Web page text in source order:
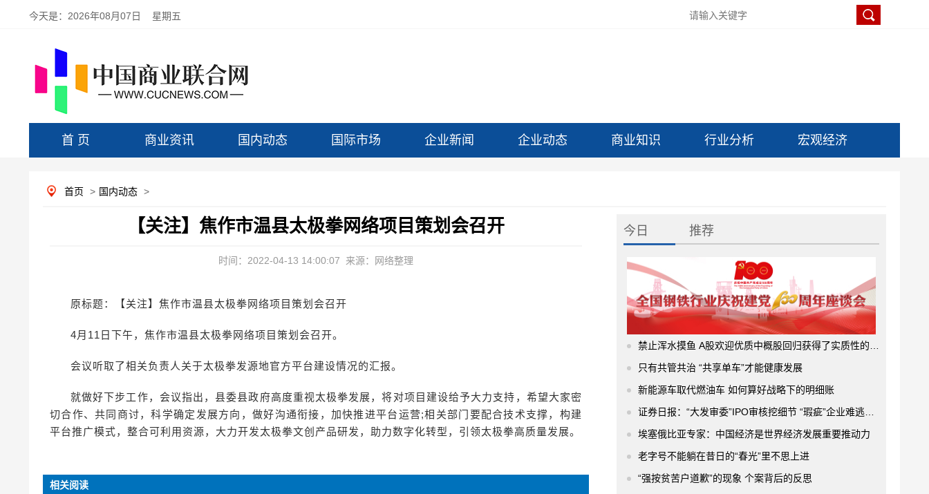
今天是： 2026年08月07日 星期五
首 页 商业资讯 国内动态 国际市场 企业新闻 企业动态 商业知识 行业分析 宏观经济
首页 > 国内动态 >
【关注】焦作市温县太极拳网络项目策划会召开
时间：2022-04-13 14:00:07 来源：网络整理
原标题：【关注】焦作市温县太极拳网络项目策划会召开
4月11日下午，焦作市温县太极拳网络项目策划会召开。
会议听取了相关负责人关于太极拳发源地官方平台建设情况的汇报。
就做好下步工作，会议指出，县委县政府高度重视太极拳发展，将对项目建设给予大力支持，希望大家密
切合作、共同商讨，科学确定发展方向，做好沟通衔接，加快推进平台运营;相关部门要配合技术支撑，构建
平台推广模式，整合可利用资源，大力开发太极拳文创产品研发，助力数字化转型，引领太极拳高质量发展。
相关阅读
今日 推荐
禁止浑水摸鱼 A股欢迎优质中概股回归获得了实质性的进展
只有共管共治 “共享单车”才能健康发展
新能源车取代燃油车 如何算好战略下的明细账
证券日报：“大发审委”IPO审核挖细节 “瑕疵”企业难逃法眼
埃塞俄比亚专家：中国经济是世界经济发展重要推动力
老字号不能躺在昔日的“春光”里不思上进
“强按贫苦户道歉”的现象 个案背后的反思